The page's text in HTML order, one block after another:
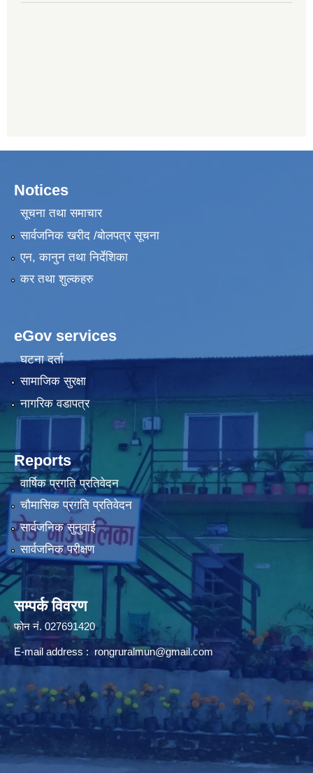
Notices
सूचना तथा समाचार
सार्वजनिक खरीद /बोलपत्र सूचना
एन, कानुन तथा निर्देशिका
कर तथा शुल्कहरु
eGov services
घटना दर्ता
सामाजिक सुरक्षा
नागरिक वडापत्र
Reports
वार्षिक प्रगति प्रतिवेदन
चौमासिक प्रगति प्रतिवेदन
सार्वजनिक सुनुवाई
सार्वजनिक परीक्षण
सम्पर्क विवरण
फोन न‌ं. 027691420
E-mail address : rongruralmun@gmail.com